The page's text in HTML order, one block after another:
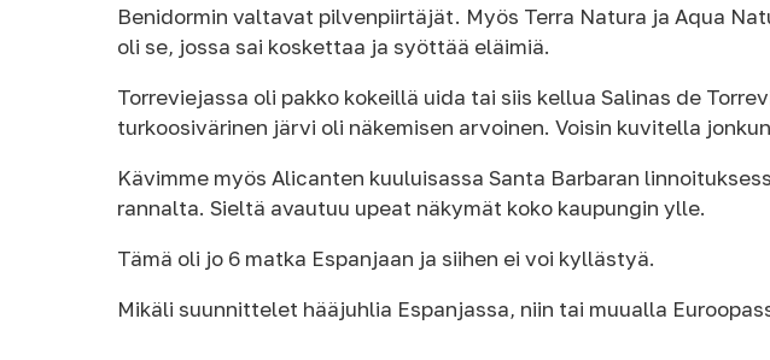
Benidormin valtavat pilvenpiirtäjät. Myös Terra Natura ja Aqua
oli se, jossa sai koskettaa ja syöttää eläimiä.
Torreviejassa oli pakko kokeillä uida tai siis kellua Salinas de
turkoosivärinen järvi oli näkemisen arvoinen. Voisin kuvitella
Kävimme myös Alicanten kuuluisassa Santa Barbaran
rannalta. Sieltä avautuu upeat näkymät koko kaupungin ylle.
Tämä oli jo 6 matka Espanjaan ja siihen ei voi kyllästyä.
Mikäli suunnittelet hääjuhlia Espanjassa, niin tai muualla